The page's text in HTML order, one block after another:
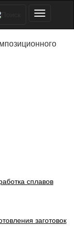
сплавов
заготовок